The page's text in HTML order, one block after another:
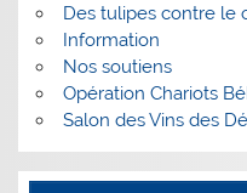
Des tulipes contre le
Information
Nos soutiens
Opération Chariots
Salon des Vins des